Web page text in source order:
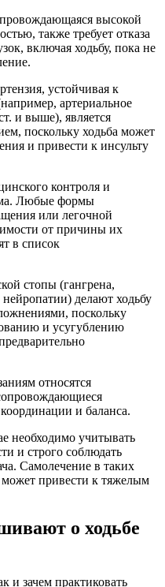
высокой
также требует отказа
включая ходьбу, пока не
устойчивая к
артериальное
и выше), является
поскольку ходьба может
и привести к инсульту
контроля и
Любые формы
или легочной
от причины их
в список
стопы (гангрена,
делают ходьбу
поскольку
и усугублению
относятся
и баланса.
необходимо учитывать
и строго соблюдать
Самолечение в таких
привести к тяжелым
о ходьбе